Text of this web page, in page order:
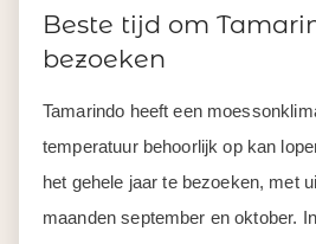
Beste tijd om
bezoeken
Tamarindo heeft een
temperatuur behoorlijk op kan
het gehele jaar te bezoeken, met
maanden september en oktober.